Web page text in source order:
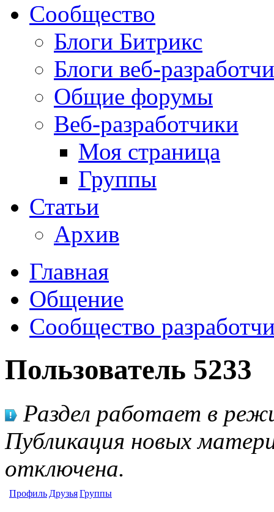
Сообщество
Блоги Битрикс
Блоги веб-
Общие форумы
Веб-разработчики
Моя страница
Группы
Статьи
Архив
Главная
Общение
Сообщество
Пользователь 5233
Раздел работает в
Публикация новых
отключена.
Профиль ДрузьяГруппы